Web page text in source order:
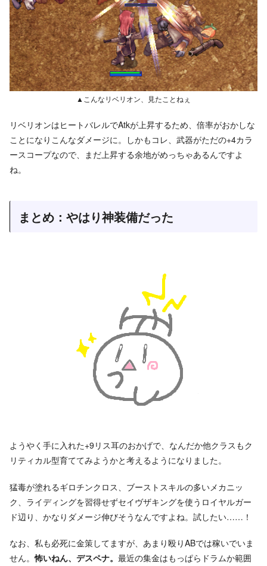
▲こんなリベリオン、見たことねぇ
リベリオンはヒートバレルでAtkが上昇するため、倍率がおかしな
ことになりこんなダメージに。しかもコレ、武器がただの+4カラ
ースコープなので、まだ上昇する余地がめっちゃあるんですよ
ね。
まとめ：やはり神装備だった
ようやく手に入れた+9リス耳のおかげで、なんだか他クラスもク
リティカル型育ててみようかと考えるようになりました。
猛毒が塗れるギロチンクロス、ブーストスキルの多いメカニッ
ク、ライディングを習得せずセイヴザキングを使うロイヤルガー
ド辺り、かなりダメージ伸びそうなんですよね。試したい……！
なお、私も必死に金策してますが、あまり殴りABでは稼いでいま
せん。怖いねん、デスペナ。 最近の集金はもっぱらドラムか範囲